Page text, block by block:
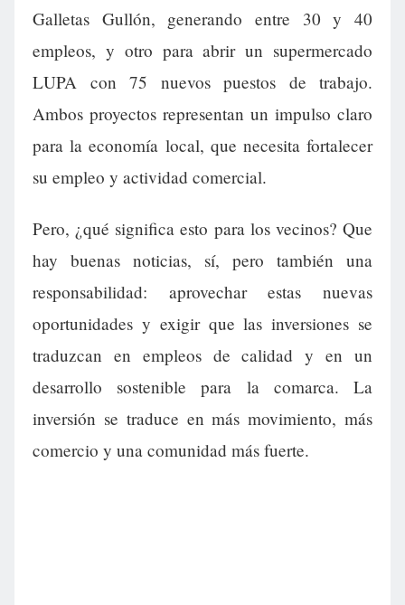
Galletas Gullón, generando entre 30 y 40
empleos, y otro para abrir un supermercado
LUPA con 75 nuevos puestos de trabajo.
Ambos proyectos representan un impulso claro
para la economía local, que necesita fortalecer
su empleo y actividad comercial.
Pero, ¿qué significa esto para los vecinos? Que
hay buenas noticias, sí, pero también una
responsabilidad: aprovechar estas nuevas
oportunidades y exigir que las inversiones se
traduzcan en empleos de calidad y en un
desarrollo sostenible para la comarca. La
inversión se traduce en más movimiento, más
comercio y una comunidad más fuerte.